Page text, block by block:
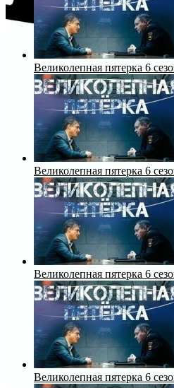
Великолепная пятерка 6
Великолепная пятерка 6
Великолепная пятерка 6
Великолепная пятерка 6